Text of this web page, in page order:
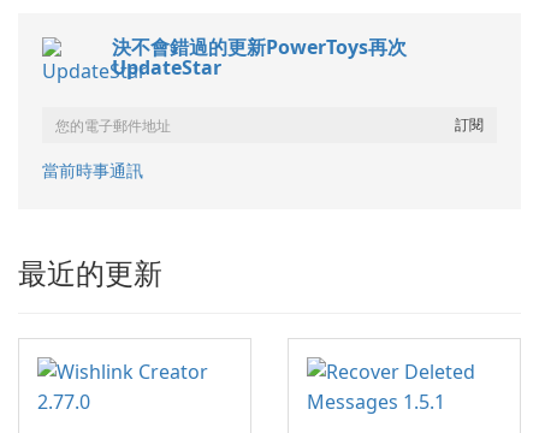
決不會錯過的更新PowerToys再次
UpdateStar
當前時事通訊
最近的更新